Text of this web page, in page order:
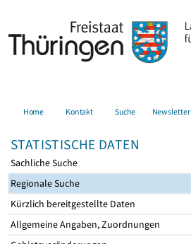
Home Kontakt Suche Newsletter
STATISTISCHE DATEN
Sachliche Suche
Regionale Suche
Kürzlich bereitgestellte Daten
Allgemeine Angaben, Zuordnungen